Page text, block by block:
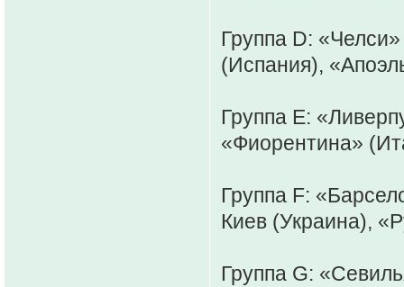
Группа D:
(Испания),
Группа E:
«Фиорентина»
Группа F:
Киев (Украина),
Группа G: